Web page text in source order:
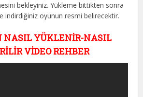
bekleyiniz. Yükleme bittikten sonra
indirdiğiniz oyunun resmi belirecektir.
NASIL YÜKLENİR-NASIL
VİDEO REHBER